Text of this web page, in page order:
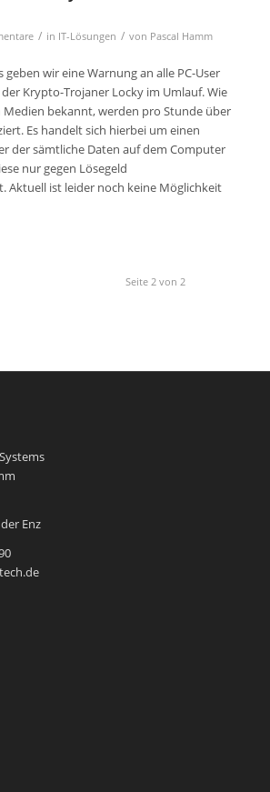
/ in IT-Lösungen / von Pascal Hamm
geben wir eine Warnung an alle PC-User
Krypto-Trojaner Locky im Umlauf. Wie
Medien bekannt, werden pro Stunde über
Es handelt sich hierbei um einen
der sämtliche Daten auf dem Computer
nur gegen Lösegeld
Aktuell ist leider noch keine Möglichkeit
Seite 2 von 2
Enz